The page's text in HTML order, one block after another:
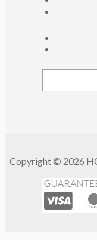
Copyright © 2026